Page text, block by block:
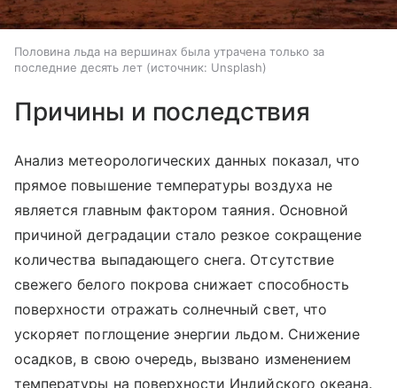
Половина льда на вершинах была утрачена только за
последние десять лет
источник: Unsplash
Причины и последствия
Анализ метеорологических данных показал, что
прямое повышение температуры воздуха не
является главным фактором таяния. Основной
причиной деградации стало резкое сокращение
количества выпадающего снега. Отсутствие
свежего белого покрова снижает способность
поверхности отражать солнечный свет, что
ускоряет поглощение энергии льдом. Снижение
осадков, в свою очередь, вызвано изменением
температуры на поверхности Индийского океана.